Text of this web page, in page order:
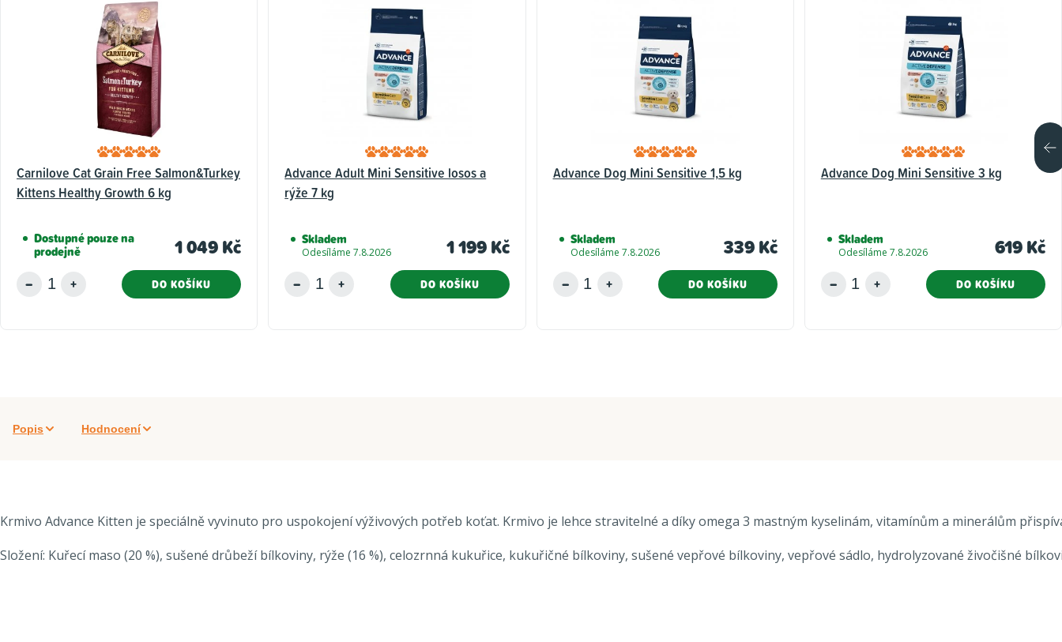
Carnilove Cat Grain Free Salmon&Turkey
Kittens Healthy Growth 6 kg
Dostupné pouze na
prodejně 1 049 Kč
DO KOŠÍKU
Advance Adult Mini Sensitive losos a
rýže 7 kg
Skladem
Odesíláme 7.8.2026 1 199 Kč
DO KOŠÍKU
Advance Dog Mini Sensitive 1,5 kg
Skladem
Odesíláme 7.8.2026 339 Kč
DO KOŠÍKU
Advance Dog Mini Sensitive 3 kg
Skladem
Odesíláme 7.8.2026 619 Kč
DO KOŠÍKU
Popis Hodnocení
Krmivo Advance Kitten je speciálně vyvinuto pro uspokojení výživových potřeb koťat. Krmivo je lehce stravitelné a díky omega 3 mastným kyselinám, vitamínům a minerálům
Složení: Kuřecí maso (20 %), sušené drůbeží bílkoviny, rýže (16 %), celozrnná kukuřice, kukuřičné bílkoviny, sušené vepřové bílkoviny, vepřové sádlo, hydrolyzované živočišné